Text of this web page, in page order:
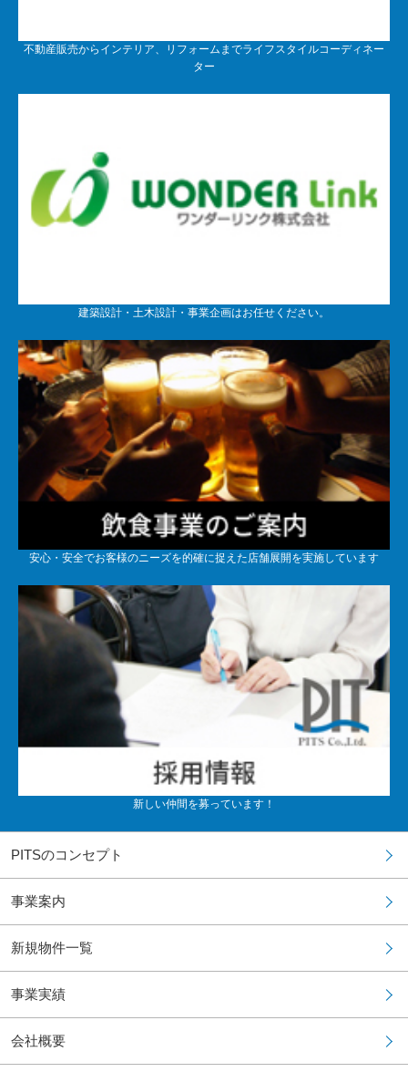
不動産販売からインテリア、リフォームまでライフスタイルコーディネー
ター
建築設計・土木設計・事業企画はお任せください。
安心・安全でお客様のニーズを的確に捉えた店舗展開を実施しています
新しい仲間を募っています！
PITSのコンセプト
事業案内
新規物件一覧
事業実績
会社概要